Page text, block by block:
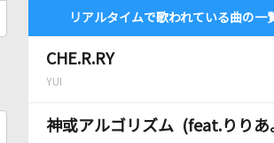
リアルタイムで歌われている曲の一
CHE.R.RY
YUI
神或アルゴリズム (feat.りりあ